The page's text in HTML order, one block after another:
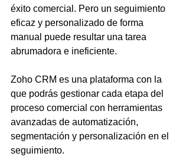
éxito comercial. Pero un seguimiento
eficaz y personalizado de forma
manual puede resultar una tarea
abrumadora e ineficiente.
Zoho CRM es una plataforma con la
que podrás gestionar cada etapa del
proceso comercial con herramientas
avanzadas de automatización,
segmentación y personalización en el
seguimiento.